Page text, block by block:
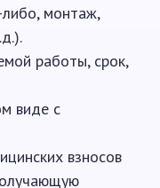
либо, монтаж,
работы, срок,
виде с
взносов